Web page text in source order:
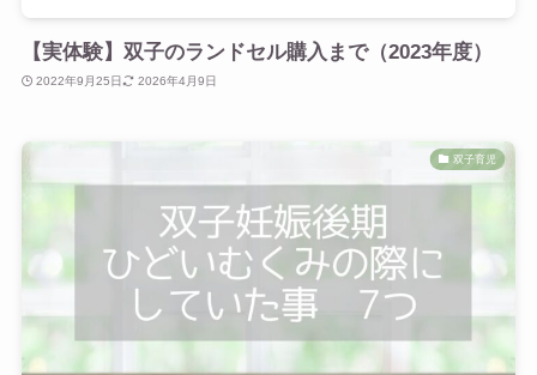
【実体験】双子のランドセル購入まで（2023年度）
2022年9月25日 2026年4月9日
双子育児